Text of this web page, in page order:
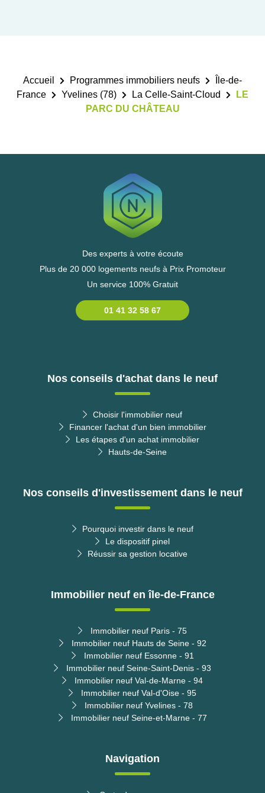
Accueil Programmes immobiliers neufs
Île-de-
France
Yvelines (78) La Celle-Saint-Cloud
LE
PARC DU CHÂTEAU
Des experts à votre écoute
Plus de 20 000 logements neufs à Prix Promoteur
Un service 100% Gratuit
01 41 32 58 67
Nos conseils d'achat dans le neuf
Choisir l'immobilier neuf
Financer l'achat d'un bien immobilier
Les étapes d'un achat immobilier
Hauts-de-Seine
Nos conseils d'investissement dans le neuf
Pourquoi investir dans le neuf
Le dispositif pinel
Réussir sa gestion locative
Immobilier neuf en île-de-France
Immobilier neuf Paris - 75
Immobilier neuf Hauts de Seine - 92
Immobilier neuf Essonne - 91
Immobilier neuf Seine-Saint-Denis - 93
Immobilier neuf Val-de-Marne - 94
Immobilier neuf Val-d'Oise - 95
Immobilier neuf Yvelines - 78
Immobilier neuf Seine-et-Marne - 77
Navigation